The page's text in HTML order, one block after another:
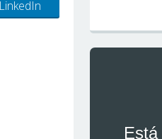
LinkedIn
Está